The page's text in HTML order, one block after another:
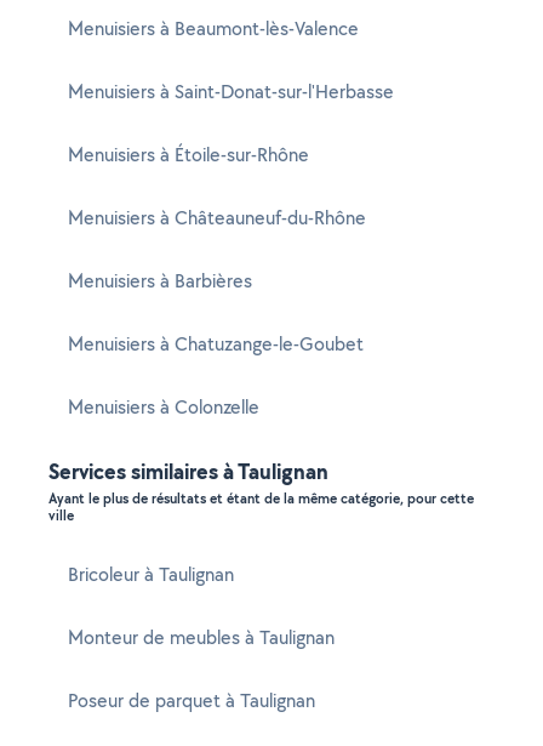
Menuisiers à Beaumont-lès-Valence
Menuisiers à Saint-Donat-sur-l'Herbasse
Menuisiers à Étoile-sur-Rhône
Menuisiers à Châteauneuf-du-Rhône
Menuisiers à Barbières
Menuisiers à Chatuzange-le-Goubet
Menuisiers à Colonzelle
Services similaires à Taulignan
Ayant le plus de résultats et étant de la même catégorie, pour cette
ville
Bricoleur à Taulignan
Monteur de meubles à Taulignan
Poseur de parquet à Taulignan